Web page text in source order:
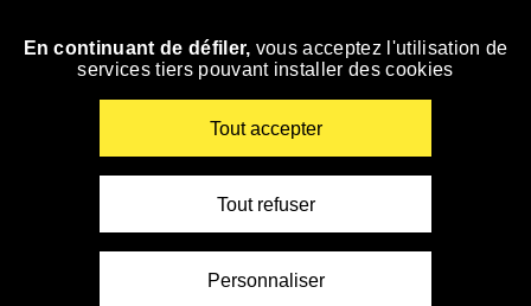
Skip
Cinema-binky
En continuant de défiler, vous acceptez l'utilisation de
services tiers pouvant installer des cookies
Tout accepter
Tout refuser
Personnaliser